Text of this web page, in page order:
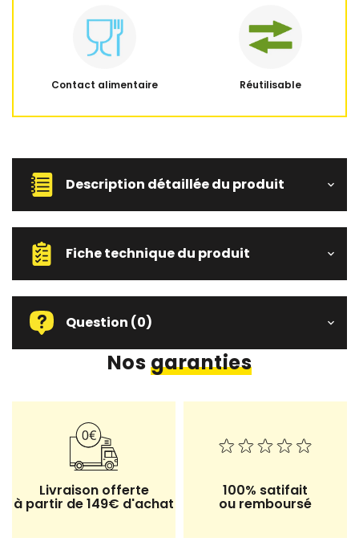
Contact alimentaire Réutilisable
Description détaillée du produit
Fiche technique du produit
Question (0)
Nosgaranties
Livraison offerte
à partir de 149€ d'achat
100% satifait
ou remboursé